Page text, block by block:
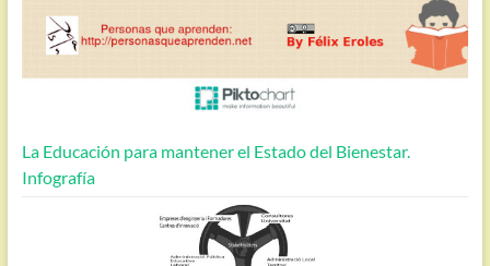
La Educación para mantener el Estado del Bienestar.
Infografía